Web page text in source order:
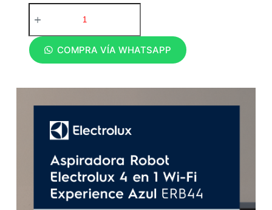
COMPRA VÍA WHATSAPP